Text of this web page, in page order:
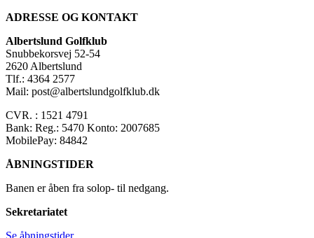
ADRESSE OG KONTAKT
Albertslund Golfklub
Snubbekorsvej 52-54
2620 Albertslund
Tlf.: 4364 2577
Mail: post@albertslundgolfklub.dk
CVR. : 1521 4791
Bank: Reg.: 5470 Konto: 2007685
MobilePay: 84842
ÅBNINGSTIDER
Banen er åben fra solop- til nedgang.
Sekretariatet
Se åbningstider